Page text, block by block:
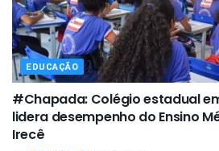
EDUCAÇÃO
#Chapada: Colégio estadual
lidera desempenho do Ensino
Irecê